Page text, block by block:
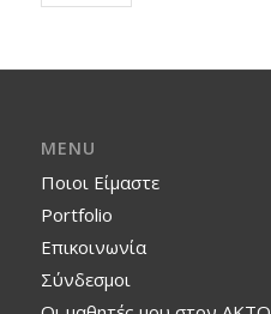
MENU
Ποιοι Είμαστε
Portfolio
Επικοινωνία
Σύνδεσμοι